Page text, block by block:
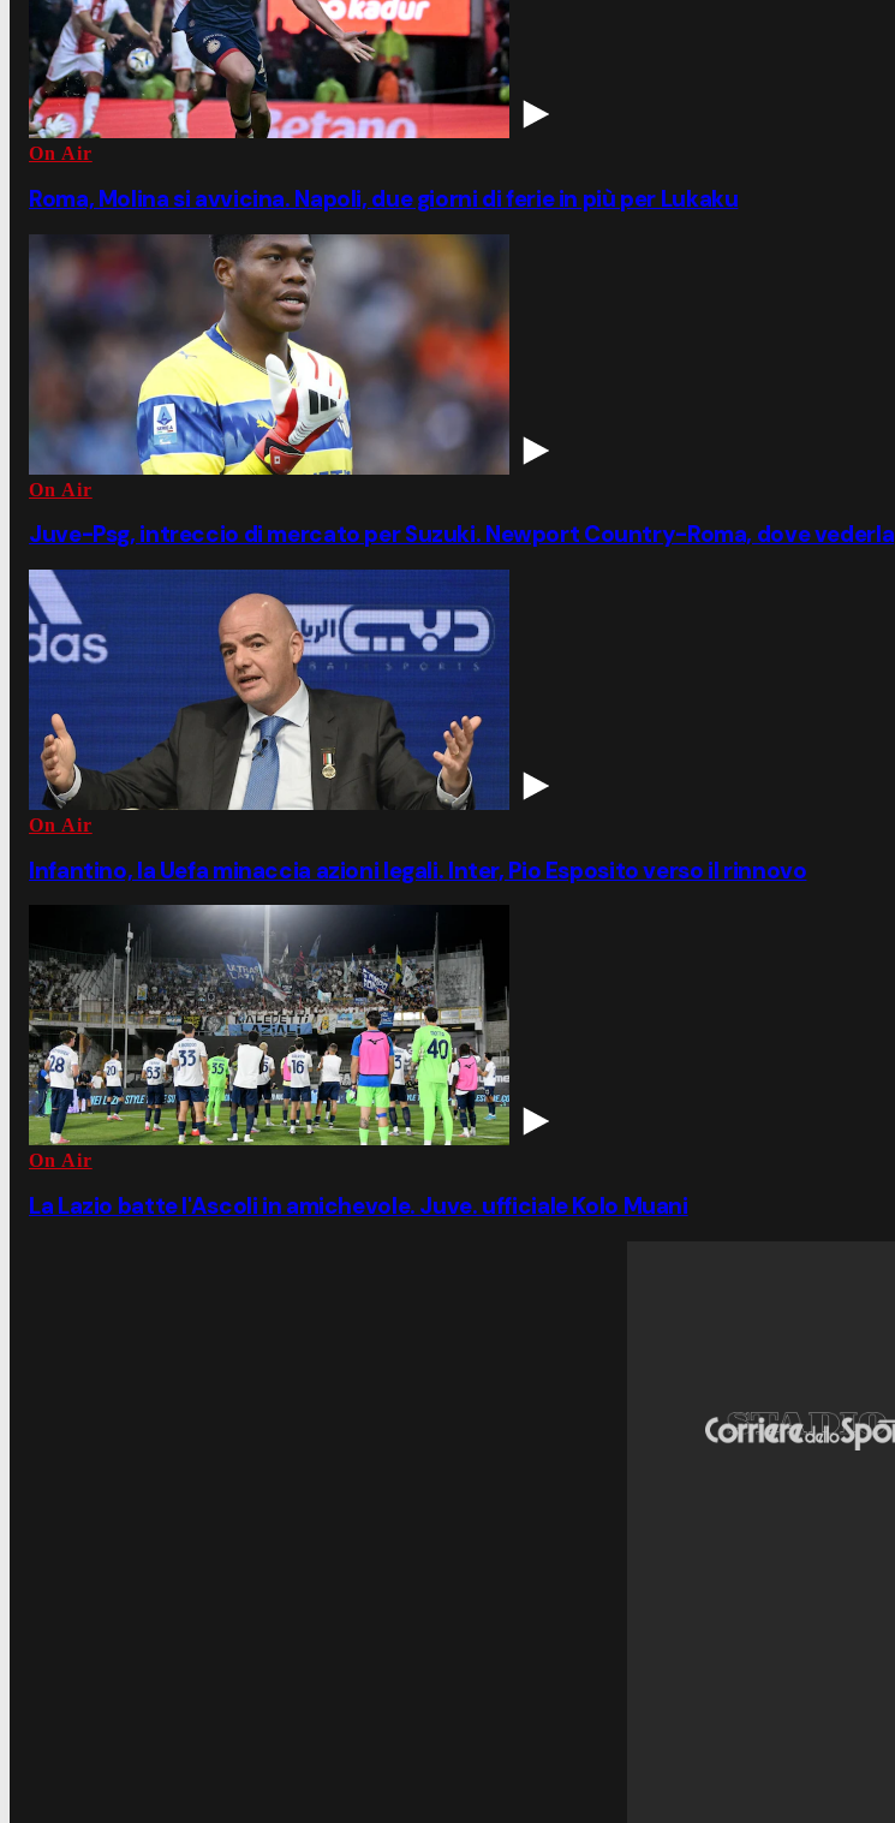
On Air
Roma, Molina si avvicina. Napoli, due giorni di ferie in più per Lukaku
On Air
Juve-Psg, intreccio di mercato per Suzuki. Newport Country-Roma, dove vederla
On Air
Infantino, la Uefa minaccia azioni legali. Inter, Pio Esposito verso il rinnovo
On Air
La Lazio batte l'Ascoli in amichevole. Juve. ufficiale Kolo Muani